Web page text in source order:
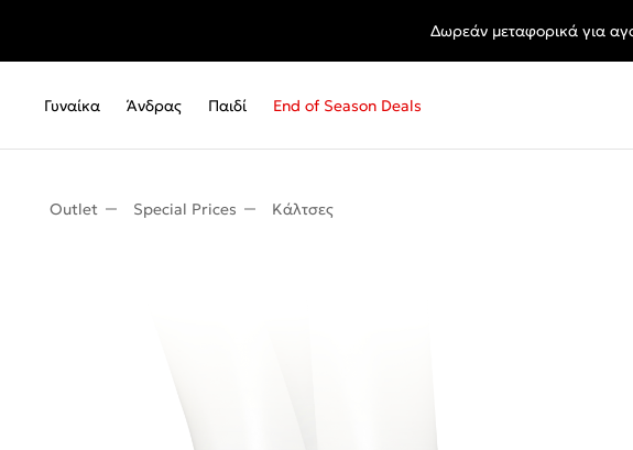
End of Season
Δωρεάν μεταφορικά για
Γυναίκα Άνδρας Παιδί End of Season Deals
Outlet Special Prices Κάλτσες